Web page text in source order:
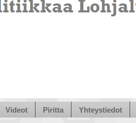
Videot Piritta Yhteystiedot